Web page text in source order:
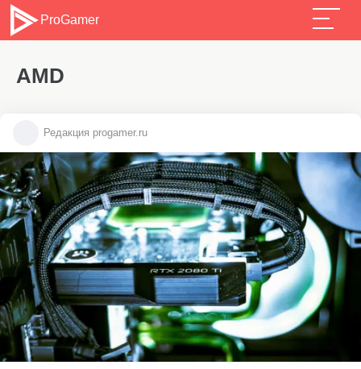
ProGamer
AMD
Редакция progamer.ru